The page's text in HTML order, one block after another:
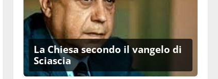
La Chiesa secondo il vangelo di
Sciascia